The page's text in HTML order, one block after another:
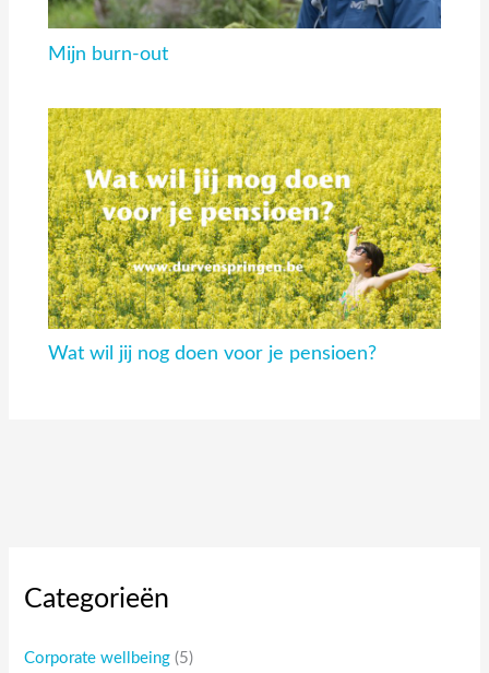
Mijn burn-out
Wat wil jij nog doen voor je pensioen?
Categorieën
Corporate wellbeing (5)